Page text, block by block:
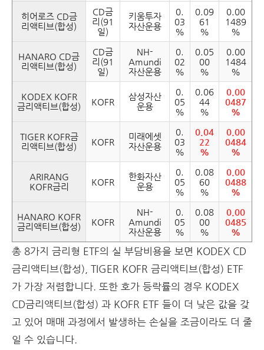
히어로즈 CD금
리액티브(합성)
CD금
리(91
일)
키움투자
자산운용
0.
03
%
0.09
61
%
0.00
1489
%
HANARO CD금
리액티브(합성)
CD금
리(91
일)
NH-
Amundi
자산운용
0.
02
%
0.05
00
%
0.00
1484
%
KODEX KOFR
금리액티브(합성)
KOFR
삼성자산
운용
0.
05
%
0.06
44
%
0.00
0487
%
TIGER KOFR금
리액티브(합성)
KOFR
미래에셋
자산운용
0.
03
%
0.04
22
%
0.00
0484
%
ARIRANG
KOFR금리
KOFR
한화자산
운용
0.
05
%
0.08
60
%
0.00
0488
%
HANARO KOFR
금리액티브(합성)
KOFR
NH-
Amundi
자산운용
0.
05
%
0.08
00
%
0.00
0485
%
총 8가지 금리형 ETF의 실 부담비용을 보면 KODEX CD
금리액티브(합성), TIGER KOFR 금리액티브(합성) ETF
가 가장 저렴합니다. 또한 호가 등락률의 경우 KODEX
CD금리액티브(합성) 과 KOFR ETF 들이 더 낮은 값을 갖
고 있어 매매 과정에서 발생하는 손실을 조금이라도 더 줄
일 수 있습니다.